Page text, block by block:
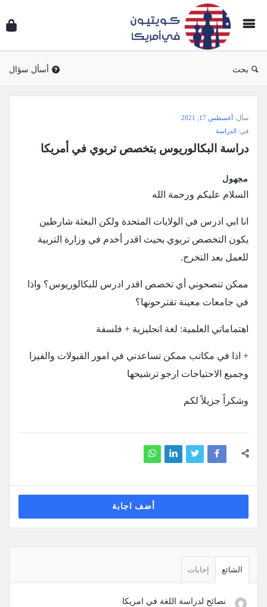
بحث أسأل سؤال
وجواب
أمريكا
الاحدث
سأل: أغسطس 17, 2021
في: الدراسة
دراسة البكالوريوس بتخصص تربوي في أمريكا
مجهول
السلام عليكم ورحمة الله
انا ابي ادرس في الولايات المتحدة ولكن البعثة شارطين
يكون التخصص تربوي بحيث اقدر أخدم في وزارة التربية
للعمل بعد التخرج.
ممكن تنصحوني أي تخصص اقدر ادرس للبكالوريوس؟ واذا
في جامعات معينة تقترحونها؟
اهتماماتي العلمية: لغة انجليزية + فلسفة
+ اذا في مكاتب ممكن تساعدني في امور القبولات والفيزا
وجميع الاحتياجات ارجو ترشيحها
وشكراً جزيلاً لكم
أضف اجابة
الجانبيةالشائع إجابات
نصائح لدراسة اللغة في امريكا